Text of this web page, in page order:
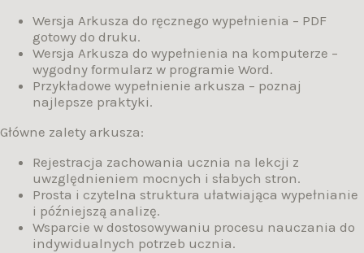
Wersja Arkusza do ręcznego wypełnienia – PDF
gotowy do druku.
Wersja Arkusza do wypełnienia na komputerze –
wygodny formularz w programie Word.
Przykładowe wypełnienie arkusza – poznaj
najlepsze praktyki.
Główne zalety arkusza:
Rejestracja zachowania ucznia na lekcji z
uwzględnieniem mocnych i słabych stron.
Prosta i czytelna struktura ułatwiająca wypełnianie
i późniejszą analizę.
Wsparcie w dostosowywaniu procesu nauczania do
indywidualnych potrzeb ucznia.